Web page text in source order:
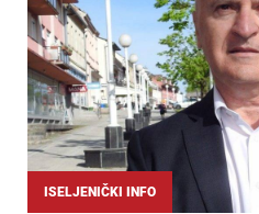
ISELJENIČKI INFO